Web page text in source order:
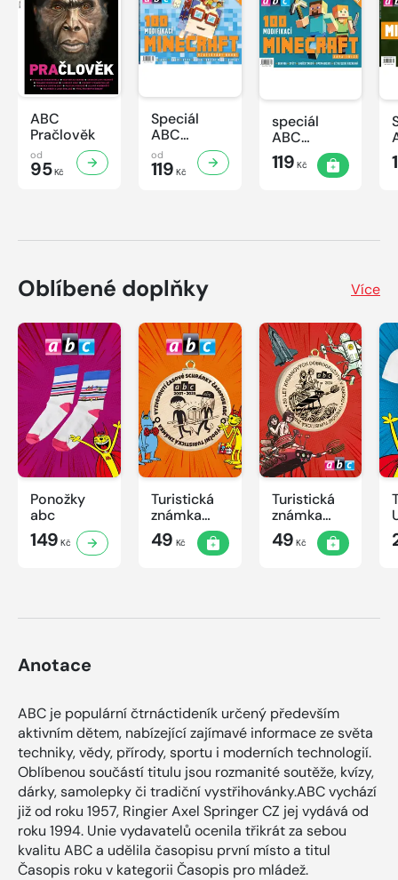
ABC
Pračlověk
od
95Kč
Speciál
ABC
Minecraft 3
od
119 Kč
speciál
ABC
Minecraft 2
119 Kč
Oblíbené doplňky Více
Ponožky
abc
149 Kč
Turistická
známka
ABC -
Časová
49 Kč
Turistická
známka
ABC
49 Kč
Anotace
ABC je populární čtrnáctideník určený především
aktivním dětem, nabízející zajímavé informace ze světa
techniky, vědy, přírody, sportu i moderních technologií.
Oblíbenou součástí titulu jsou rozmanité soutěže, kvízy,
dárky, samolepky či tradiční vystřihovánky.ABC vychází
již od roku 1957, Ringier Axel Springer CZ jej vydává od
roku 1994. Unie vydavatelů ocenila třikrát za sebou
kvalitu ABC a udělila časopisu první místo a titul
Časopis roku v kategorii Časopis pro mládež.